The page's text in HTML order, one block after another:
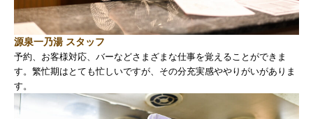
源泉一乃湯 スタッフ
予約、お客様対応、バーなどさまざまな仕事を覚えることができま
す。繁忙期はとても忙しいですが、その分充実感ややりがいがありま
す。